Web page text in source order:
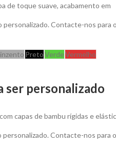
de toque suave, acabamento em
personalizado. Contacte-nos
PretoVerdeVermelho
ser personalizado
capas de bambu rígidas e
Contacte-nos